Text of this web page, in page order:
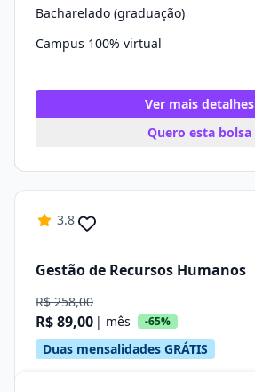
Bacharelado (graduação)
Campus 100% virtual
Ver mais detalhes
Quero esta bolsa
3.8
Gestão de Recursos Humanos
R$ 258,00
R$ 89,00 | mês -65%
Duas mensalidades GRÁTIS